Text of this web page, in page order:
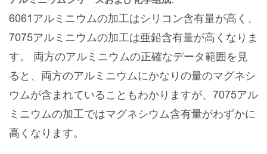
6061アルミニウムの加工はシリコン含有量が高く、
7075アルミニウムの加工は亜鉛含有量が高くなりま
す。 両方のアルミニウムの正確なデータ範囲を見
ると、両方のアルミニウムにかなりの量のマグネシ
ウムが含まれていることもわかりますが、7075アル
ミニウムの加工ではマグネシウム含有量がわずかに
高くなります。